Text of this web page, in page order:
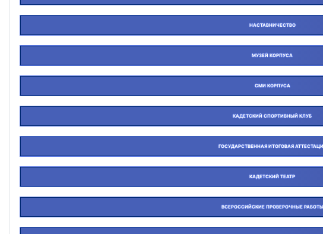
НАСТАВНИЧЕСТВО
МУЗЕЙ КОРПУСА
СМИ КОРПУСА
КАДЕТСКИЙ СПОРТИВНЫЙ КЛУБ
ГОСУДАРСТВЕННАЯ ИТОГОВАЯ
КАДЕТСКИЙ ТЕАТР
ВСЕРОССИЙСКИЕ ПРОВЕРОЧНЫЕ РАБОТЫ